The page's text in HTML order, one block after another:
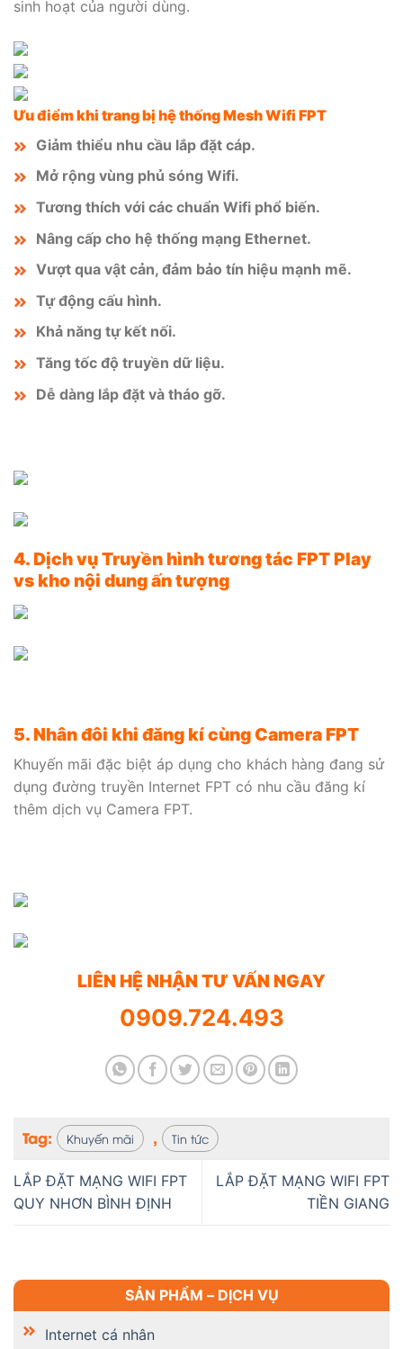
SẢN PHẨM – DỊCH VỤ
Internet cá nhân
sinh hoạt của người dùng.
Ưu điểm khi trang bị hệ thống Mesh Wifi FPT
Giảm thiểu nhu cầu lắp đặt cáp.
Mở rộng vùng phủ sóng Wifi.
Tương thích với các chuẩn Wifi phổ biến.
Nâng cấp cho hệ thống mạng Ethernet.
Vượt qua vật cản, đảm bảo tín hiệu mạnh mẽ.
Tự động cấu hình.
Khả năng tự kết nối.
Tăng tốc độ truyền dữ liệu.
Dễ dàng lắp đặt và tháo gỡ.
4. Dịch vụ Truyền hình tương tác FPT Play
vs kho nội dung ấn tượng
5. Nhân đôi khi đăng kí cùng Camera FPT
Khuyến mãi đặc biệt áp dụng cho khách hàng đang sử
dụng đường truyền Internet FPT có nhu cầu đăng kí
thêm dịch vụ Camera FPT.
LIÊN HỆ NHẬN TƯ VẤN NGAY
0909.724.493
Tag: Khuyến mãi , Tin tức
LẮP ĐẶT MẠNG WIFI FPT
QUY NHƠN BÌNH ĐỊNH
LẮP ĐẶT MẠNG WIFI FPT
TIỀN GIANG